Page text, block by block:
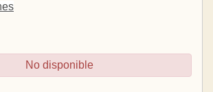
No disponible